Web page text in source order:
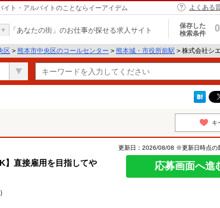
ト・アルバイトのことならイーアイデム よくある
「あなたの街」のお仕事が探せる求人サイト
保存した
検索条件
0
区 > 熊本市中央区のコールセンター > 熊本城・市役所前駅 > 株式会社シ
キ
直接雇用を目指してや
更新日：2026/08/08 ※更新日時点の
応募画面へ進